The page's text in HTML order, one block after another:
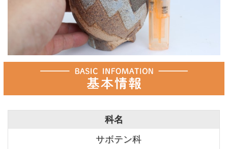
科名
サボテン科